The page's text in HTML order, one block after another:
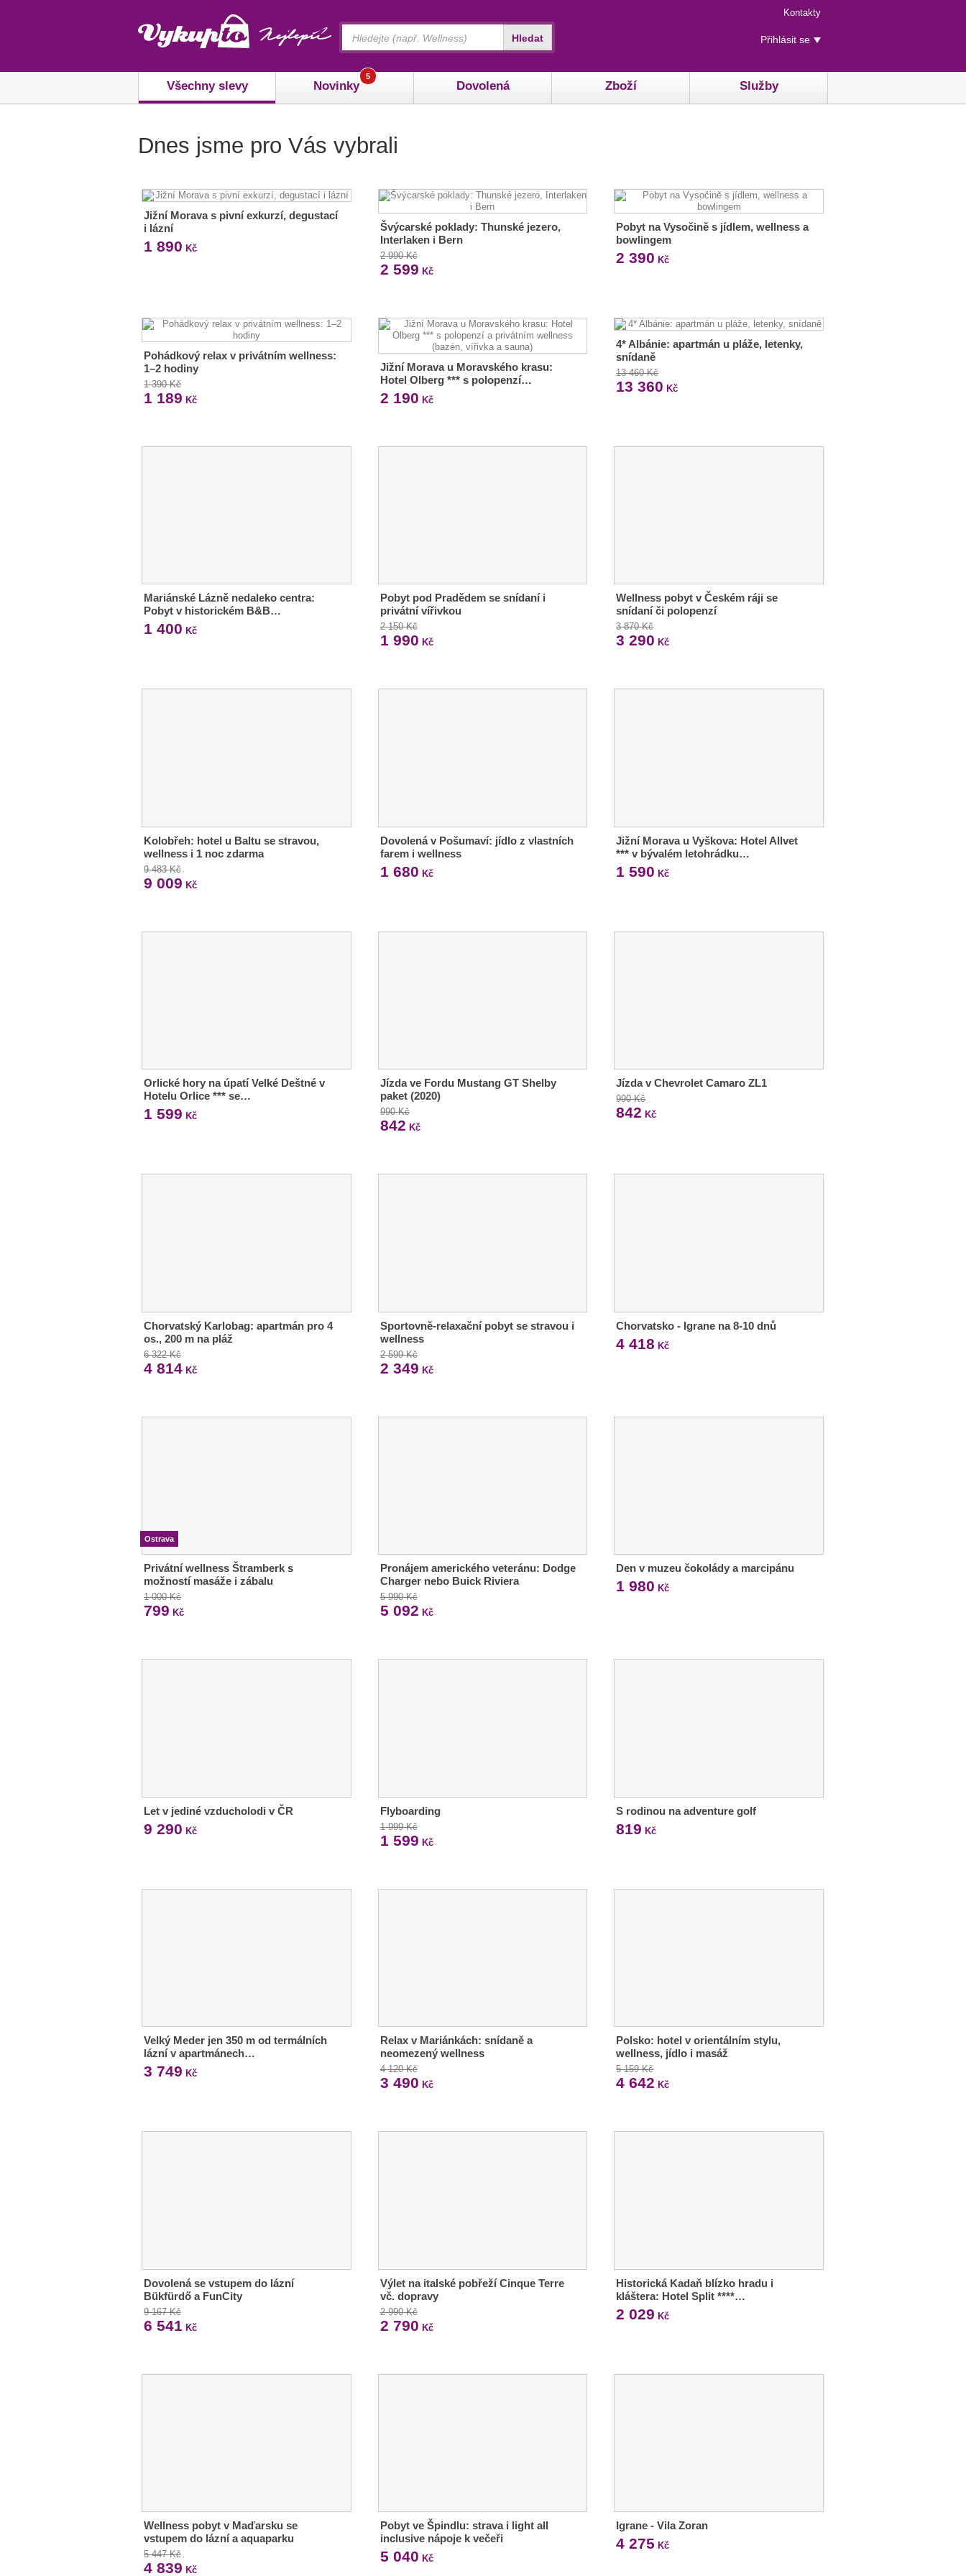
Menu
rychlého
přístupu
Kontakty
Uživatelské
menu
Přihlásit se
Všechny slevy Novinky
5
Dovolená Zboží Služby
Hledat
Dnes jsme pro Vás vybrali
Jižní Morava s pivní exkurzí, degustací
i lázní
1 890 Kč
Švýcarské poklady: Thunské jezero,
Interlaken i Bern
2 990 Kč
2 599 Kč
Pobyt na Vysočině s jídlem, wellness a
bowlingem
2 390 Kč
Pohádkový relax v privátním wellness:
1–2 hodiny
1 390 Kč
1 189 Kč
Jižní Morava u Moravského krasu:
Hotel Olberg *** s polopenzí…
2 190 Kč
4* Albánie: apartmán u pláže, letenky,
snídaně
13 460 Kč
13 360 Kč
Mariánské Lázně nedaleko centra:
Pobyt v historickém B&B…
1 400 Kč
Pobyt pod Pradědem se snídaní i
privátní vířivkou
2 150 Kč
1 990 Kč
Wellness pobyt v Českém ráji se
snídaní či polopenzí
3 870 Kč
3 290 Kč
Kolobřeh: hotel u Baltu se stravou,
wellness i 1 noc zdarma
9 483 Kč
9 009 Kč
Dovolená v Pošumaví: jídlo z vlastních
farem i wellness
1 680 Kč
Jižní Morava u Vyškova: Hotel Allvet
*** v bývalém letohrádku…
1 590 Kč
Orlické hory na úpatí Velké Deštné v
Hotelu Orlice *** se…
1 599 Kč
Jízda ve Fordu Mustang GT Shelby
paket (2020)
990 Kč
842 Kč
Jízda v Chevrolet Camaro ZL1
990 Kč
842 Kč
Chorvatský Karlobag: apartmán pro 4
os., 200 m na pláž
6 322 Kč
4 814 Kč
Sportovně-relaxační pobyt se stravou i
wellness
2 599 Kč
2 349 Kč
Chorvatsko - Igrane na 8-10 dnů
4 418 Kč
Ostrava
Privátní wellness Štramberk s
možností masáže i zábalu
1 000 Kč
799 Kč
Pronájem amerického veteránu: Dodge
Charger nebo Buick Riviera
5 990 Kč
5 092 Kč
Den v muzeu čokolády a marcipánu
1 980 Kč
Let v jediné vzducholodi v ČR
9 290 Kč
Flyboarding
1 999 Kč
1 599 Kč
S rodinou na adventure golf
819 Kč
Velký Meder jen 350 m od termálních
lázní v apartmánech…
3 749 Kč
Relax v Mariánkách: snídaně a
neomezený wellness
4 120 Kč
3 490 Kč
Polsko: hotel v orientálním stylu,
wellness, jídlo i masáž
5 159 Kč
4 642 Kč
Dovolená se vstupem do lázní
Bükfürdő a FunCity
9 167 Kč
6 541 Kč
Výlet na italské pobřeží Cinque Terre
vč. dopravy
2 990 Kč
2 790 Kč
Historická Kadaň blízko hradu i
kláštera: Hotel Split ****…
2 029 Kč
Wellness pobyt v Maďarsku se
vstupem do lázní a aquaparku
5 447 Kč
4 839 Kč
Pobyt ve Špindlu: strava i light all
inclusive nápoje k večeři
5 040 Kč
Igrane - Vila Zoran
4 275 Kč